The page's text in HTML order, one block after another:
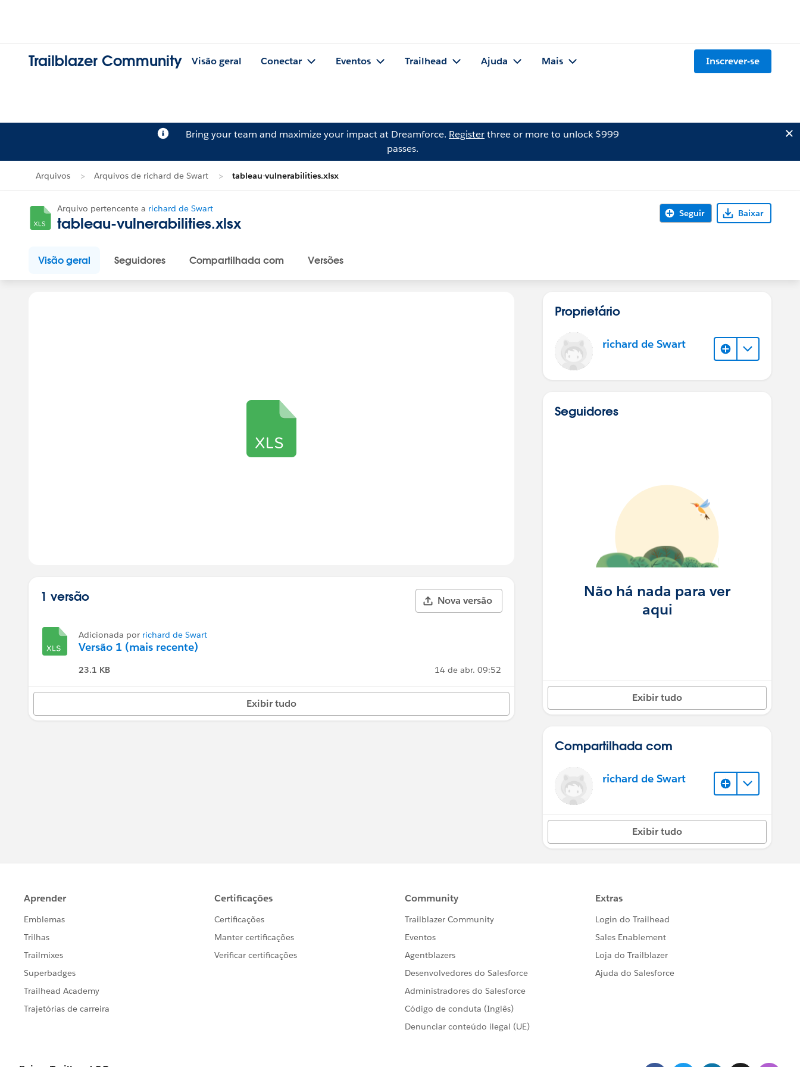
Trailblazer Community Visão geral Conectar Eventos Trailhead Ajuda Mais Inscrever-se
Bring your team and maximize your impact at Dreamforce. Registerthree or more to unlock $999
passes.
Arquivos Arquivos de richard de Swart tableau-vulnerabilities.xlsx
Arquivo pertencente a richard de Swart
tableau-vulnerabilities.xlsx
Seguir Baixar
Visão geral Seguidores Compartilhada com Versões
1 versão Nova versão
Adicionada por richard de Swart
Versão 1 (mais recente)
23.1 KB 14 de abr. 09:52
Exibir tudo
Proprietário
richard de Swart
Seguidores
Não há nada para ver
aqui
Exibir tudo
Compartilhada com
richard de Swart
Exibir tudo